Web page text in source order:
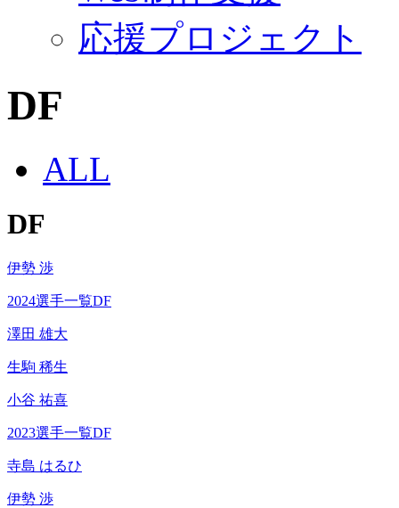
応援プロジェクト
DF
ALL
DF
伊勢 渉
2024選手一覧DF
澤田 雄大
生駒 稀生
小谷 祐喜
2023選手一覧DF
寺島 はるひ
伊勢 渉